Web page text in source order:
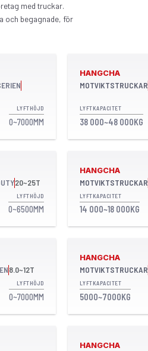
med truckar.
och begagnade, för
LYFTHÖJD
0~7000MM
HANGCHA
MOTVIKTSTRUCKAR
LYFTKAPACITET
38 000~48 000KG
20~25T
LYFTHÖJD
0~6500MM
HANGCHA
MOTVIKTSTRUCKAR
LYFTKAPACITET
14 000~18 000KG
8.0~12T
LYFTHÖJD
0~7000MM
HANGCHA
MOTVIKTSTRUCKAR
LYFTKAPACITET
5000~7000KG
HANGCHA